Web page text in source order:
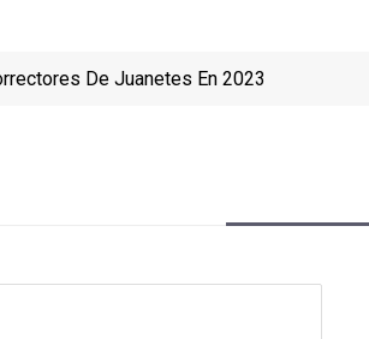
De Juanetes En 2023